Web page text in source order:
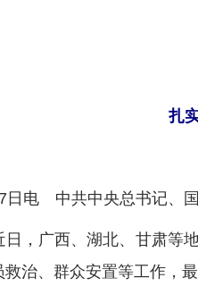
扎
电 中共中央总书记、国
广西、湖北、甘肃等地
治、群众安置等工作，